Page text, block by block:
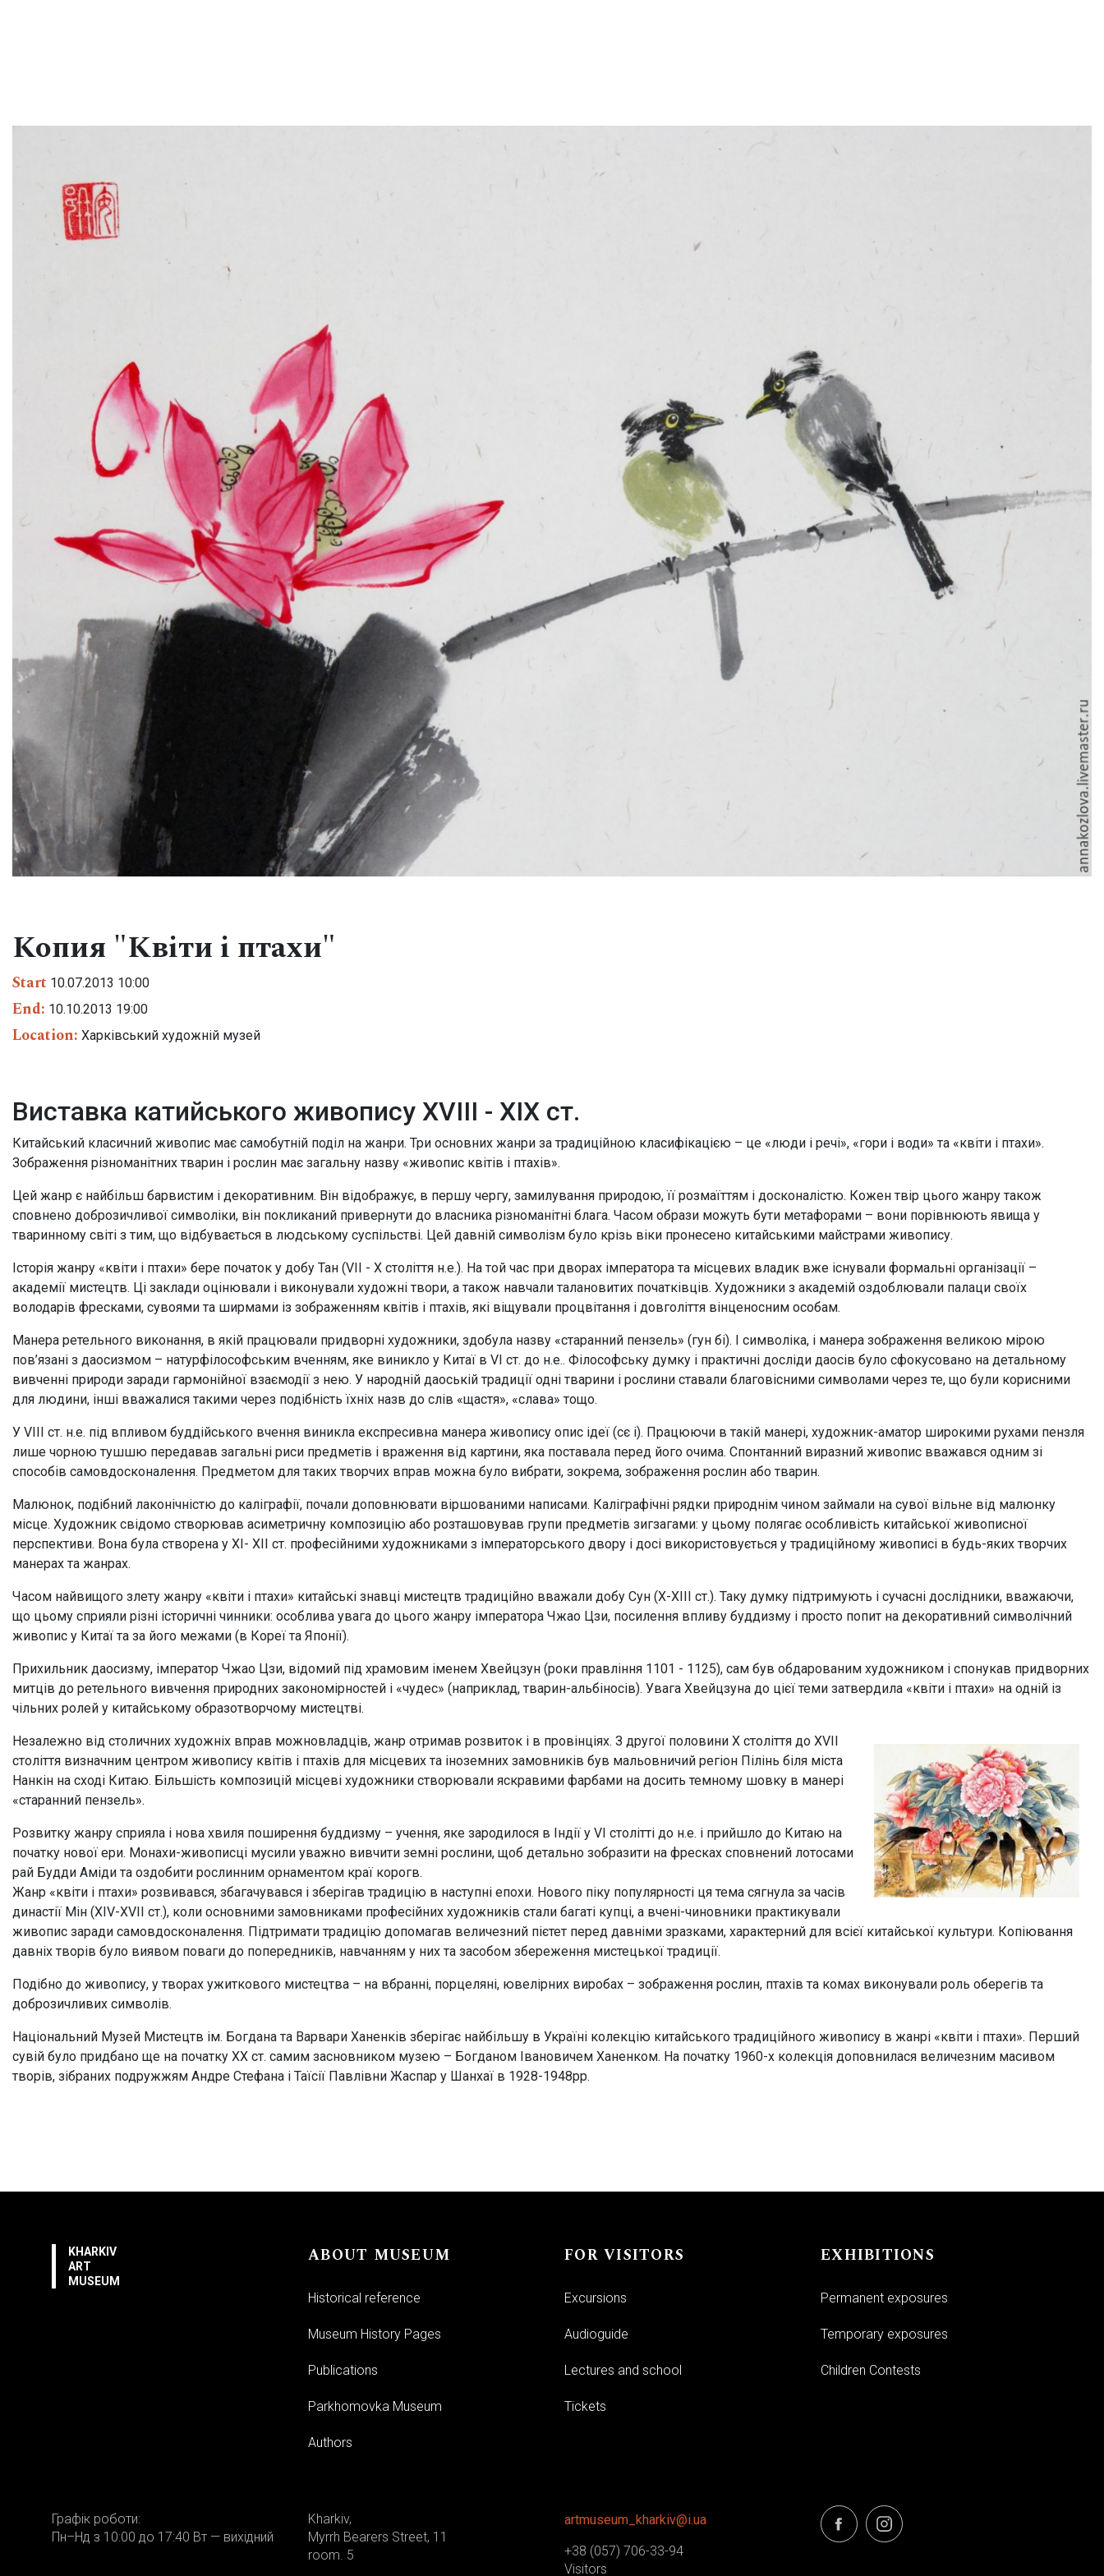
FOR VISITORS
Excursions
Audioguide
Lectures and school
Tickets
Permanent exposures
Temporary exposures
Children Contests
Kharkiv,
Myrrh Bearers Street, 11
artmuseum_kharkiv@i.ua
+38 (057) 706-33-94
Копия "Квіти і птахи"
Start 10.07.2013 10:00
End: 10.10.2013 19:00
Location: Харківський художній музей
Виставка катийського живопису XVIІІ - XІX ст.
Китайський класичний живопис має самобутній поділ на жанри. Три основних жанри за традиційною класифікацією – це «люди і речі», «гори і води» та «квіти і птахи».
Зображення різноманітних тварин і рослин має загальну назву «живопис квітів і птахів».
Цей жанр є найбільш барвистим і декоративним. Він відображує, в першу чергу, замилування природою, її розмаїттям і досконалістю. Кожен твір цього жанру також
сповнено доброзичливої символіки, він покликаний привернути до власника різноманітні блага. Часом образи можуть бути метафорами – вони порівнюють явища у
тваринному світі з тим, що відбувається в людському суспільстві. Цей давній символізм було крізь віки пронесено китайськими майстрами живопису.
Історія жанру «квіти і птахи» бере початок у добу Тан (VII - X століття н.е.). На той час при дворах імператора та місцевих владик вже існували формальні організації –
академії мистецтв. Ці заклади оцінювали і виконували художні твори, а також навчали талановитих початківців. Художники з академій оздоблювали палаци своїх
володарів фресками, сувоями та ширмами із зображенням квітів і птахів, які віщували процвітання і довголіття вінценосним особам.
Манера ретельного виконання, в якій працювали придворні художники, здобула назву «старанний пензель» (гун бі). І символіка, і манера зображення великою мірою
пов’язані з даосизмом – натурфілософським вченням, яке виникло у Китаї в VI ст. до н.е.. Філософську думку і практичні досліди даосів було сфокусовано на детальному
вивченні природи заради гармонійної взаємодії з нею. У народній даоській традиції одні тварини і рослини ставали благовісними символами через те, що були корисними
для людини, інші вважалися такими через подібність їхніх назв до слів «щастя», «слава» тощо.
У VIII ст. н.е. під впливом буддійського вчення виникла експресивна манера живопису опис ідеї (сє і). Працюючи в такій манері, художник-аматор широкими рухами пензля
лише чорною тушшю передавав загальні риси предметів і враження від картини, яка поставала перед його очима. Спонтанний виразний живопис вважався одним зі
способів самовдосконалення. Предметом для таких творчих вправ можна було вибрати, зокрема, зображення рослин або тварин.
Малюнок, подібний лаконічністю до каліграфії, почали доповнювати віршованими написами. Каліграфічні рядки природнім чином займали на сувої вільне від малюнку
місце. Художник свідомо створював асиметричну композицію або розташовував групи предметів зигзагами: у цьому полягає особливість китайської живописної
перспективи. Вона була створена у XI- XII ст. професійними художниками з імператорського двору і досі використовується у традиційному живописі в будь-яких творчих
манерах та жанрах.
Часом найвищого злету жанру «квіти і птахи» китайські знавці мистецтв традиційно вважали добу Сун (X-XIII ст.). Таку думку підтримують і сучасні дослідники, вважаючи,
що цьому сприяли різні історичні чинники: особлива увага до цього жанру імператора Чжао Цзи, посилення впливу буддизму і просто попит на декоративний символічний
живопис у Китаї та за його межами (в Кореї та Японії).
Прихильник даосизму, імператор Чжао Цзи, відомий під храмовим іменем Хвейцзун (роки правління 1101 - 1125), сам був обдарованим художником і спонукав придворних
митців до ретельного вивчення природних закономірностей і «чудес» (наприклад, тварин-альбіносів). Увага Хвейцзуна до цієї теми затвердила «квіти і птахи» на одній із
чільних ролей у китайському образотворчому мистецтві.
Незалежно від столичних художніх вправ можновладців, жанр отримав розвиток і в провінціях. З другої половини X століття до XVII
століття визначним центром живопису квітів і птахів для місцевих та іноземних замовників був мальовничий регіон Пілінь біля міста
Нанкін на сході Китаю. Більшість композицій місцеві художники створювали яскравими фарбами на досить темному шовку в манері
«старанний пензель».
Розвитку жанру сприяла і нова хвиля поширення буддизму – учення, яке зародилося в Індії у VI столітті до н.е. і прийшло до Китаю на
початку нової ери. Монахи-живописці мусили уважно вивчити земні рослини, щоб детально зобразити на фресках сповнений лотосами
рай Будди Аміди та оздобити рослинним орнаментом краї корогв.
Жанр «квіти і птахи» розвивався, збагачувався і зберігав традицію в наступні епохи. Нового піку популярності ця тема сягнула за часів
династії Мін (XIV-XVII ст.), коли основними замовниками професійних художників стали багаті купці, а вчені-чиновники практикували
живопис заради самовдосконалення. Підтримати традицію допомагав величезний пієтет перед давніми зразками, характерний для всієї китайської культури. Копіювання
давніх творів було виявом поваги до попередників, навчанням у них та засобом збереження мистецької традиції.
Подібно до живопису, у творах ужиткового мистецтва – на вбранні, порцеляні, ювелірних виробах – зображення рослин, птахів та комах виконували роль оберегів та
доброзичливих символів.
Національний Музей Мистецтв ім. Богдана та Варвари Ханенків зберігає найбільшу в Україні колекцію китайського традиційного живопису в жанрі «квіти і птахи». Перший
сувій було придбано ще на початку ХХ ст. самим засновником музею – Богданом Івановичем Ханенком. На початку 1960-х колекція доповнилася величезним масивом
творів, зібраних подружжям Андре Стефана і Таїсії Павлівни Жаспар у Шанхаї в 1928-1948рр.
KHARKIV
ART
MUSEUM
ABOUT MUSEUM
Historical reference
Museum History Pages
Publications
Parkhomovka Museum
Authors
FOR VISITORS
Excursions
Audioguide
Lectures and school
Tickets
EXHIBITIONS
Permanent exposures
Temporary exposures
Children Contests
Графік роботи:
Пн–Нд з 10:00 до 17:40 Вт — вихідний
Kharkiv,
Myrrh Bearers Street, 11
room. 5
artmuseum_kharkiv@i.ua
+38 (057) 706-33-94
Visitors